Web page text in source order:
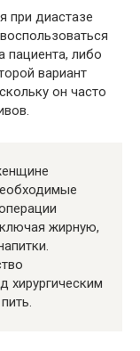
при диастазе
пациента, либо
вариант
он часто
жирную,
хирургическим